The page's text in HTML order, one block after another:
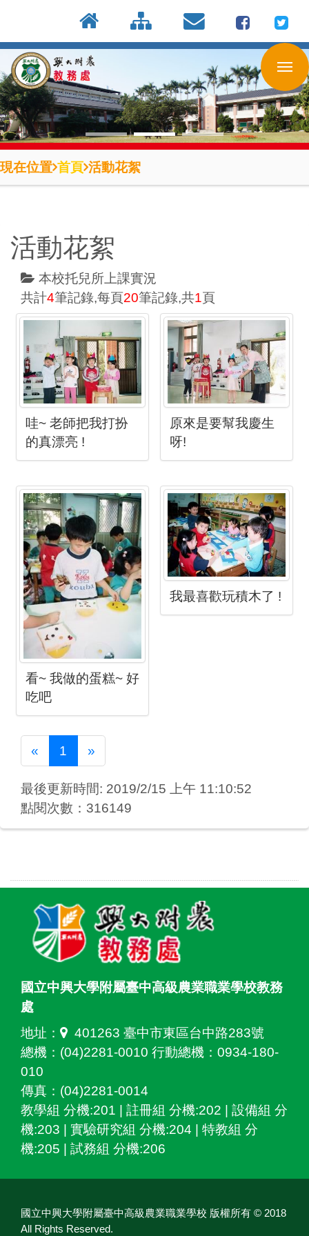
到
主
要
內
容
區
現在位置 首頁 活動花絮
活動花絮
本校托兒所上課實況
共計4筆記錄,每頁20筆記錄,共1頁
哇~ 老師把我打扮
的真漂亮 !
原來是要幫我慶生
呀!
看~ 我做的蛋糕~ 好
吃吧
我最喜歡玩積木了 !
« Previous
1 »Next
最後更新時間: 2019/2/15 上午 11:10:52
點閱次數：316149
國立中興大學附屬臺中高級農業職業學校教務
處
地址：
401263 臺中市東區台中路283號
總機：(04)2281-0010 行動總機：0934-180-
010
傳真：(04)2281-0014
教學組 分機:201 | 註冊組 分機:202 | 設備組 分
機:203 | 實驗研究組 分機:204 | 特教組 分
機:205 | 試務組 分機:206
國立中興大學附屬臺中高級農業職業學校 版權所有 © 2018
All Rights Reserved.